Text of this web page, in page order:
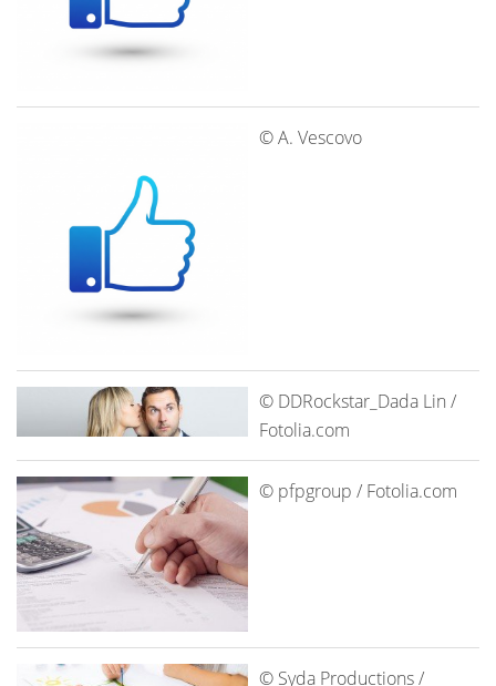
© A. Vescovo
© DDRockstar_Dada Lin /
Fotolia.com
© pfpgroup / Fotolia.com
© Syda Productions /